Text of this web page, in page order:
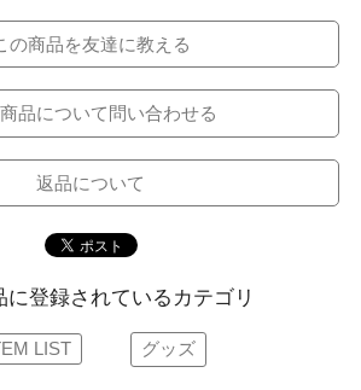
の商品を友達に教える
品について問い合わせる
返品について
に登録されているカテゴリ
LIST グッズ